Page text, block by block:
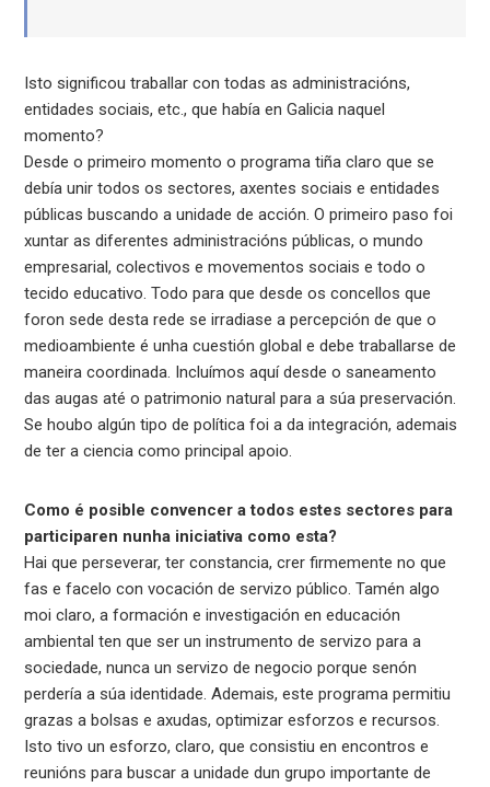
Isto significou traballar con todas as administracións,
entidades sociais, etc., que había en Galicia naquel
momento?
Desde o primeiro momento o programa tiña claro que se
debía unir todos os sectores, axentes sociais e entidades
públicas buscando a unidade de acción. O primeiro paso foi
xuntar as diferentes administracións públicas, o mundo
empresarial, colectivos e movementos sociais e todo o
tecido educativo. Todo para que desde os concellos que
foron sede desta rede se irradiase a percepción de que o
medioambiente é unha cuestión global e debe traballarse de
maneira coordinada. Incluímos aquí desde o saneamento
das augas até o patrimonio natural para a súa preservación.
Se houbo algún tipo de política foi a da integración, ademais
de ter a ciencia como principal apoio.
Como é posible convencer a todos estes sectores para
participaren nunha iniciativa como esta?
Hai que perseverar, ter constancia, crer firmemente no que
fas e facelo con vocación de servizo público. Tamén algo
moi claro, a formación e investigación en educación
ambiental ten que ser un instrumento de servizo para a
sociedade, nunca un servizo de negocio porque senón
perdería a súa identidade. Ademais, este programa permitiu
grazas a bolsas e axudas, optimizar esforzos e recursos.
Isto tivo un esforzo, claro, que consistiu en encontros e
reunións para buscar a unidade dun grupo importante de